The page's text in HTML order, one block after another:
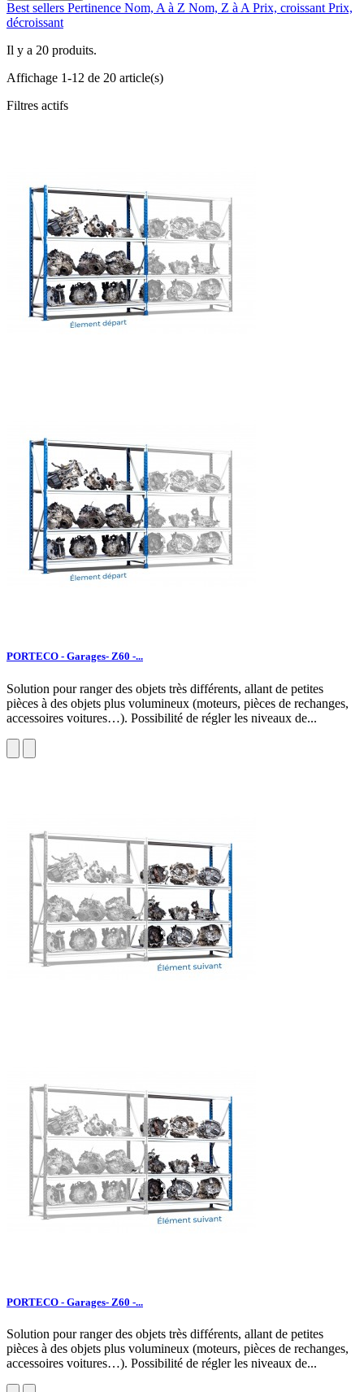
Best sellers Pertinence Nom, A à Z Nom, Z à A Prix, croissant Prix,
décroissant
Il y a 20 produits.
Affichage 1-12 de 20 article(s)
Filtres actifs
PORTECO - Garages- Z60 -...
Solution pour ranger des objets très différents, allant de petites
pièces à des objets plus volumineux (moteurs, pièces de rechanges,
accessoires voitures…). Possibilité de régler les niveaux de...
PORTECO - Garages- Z60 -...
Solution pour ranger des objets très différents, allant de petites
pièces à des objets plus volumineux (moteurs, pièces de rechanges,
accessoires voitures…). Possibilité de régler les niveaux de...